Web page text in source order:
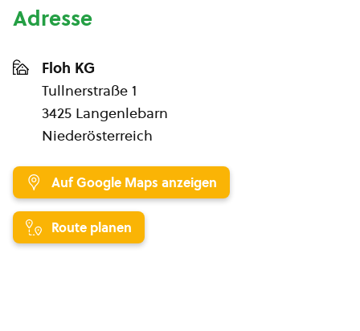
Adresse
Floh KG
Tullnerstraße 1
3425 Langenlebarn
Niederösterreich
Auf Google Maps anzeigen
Route planen